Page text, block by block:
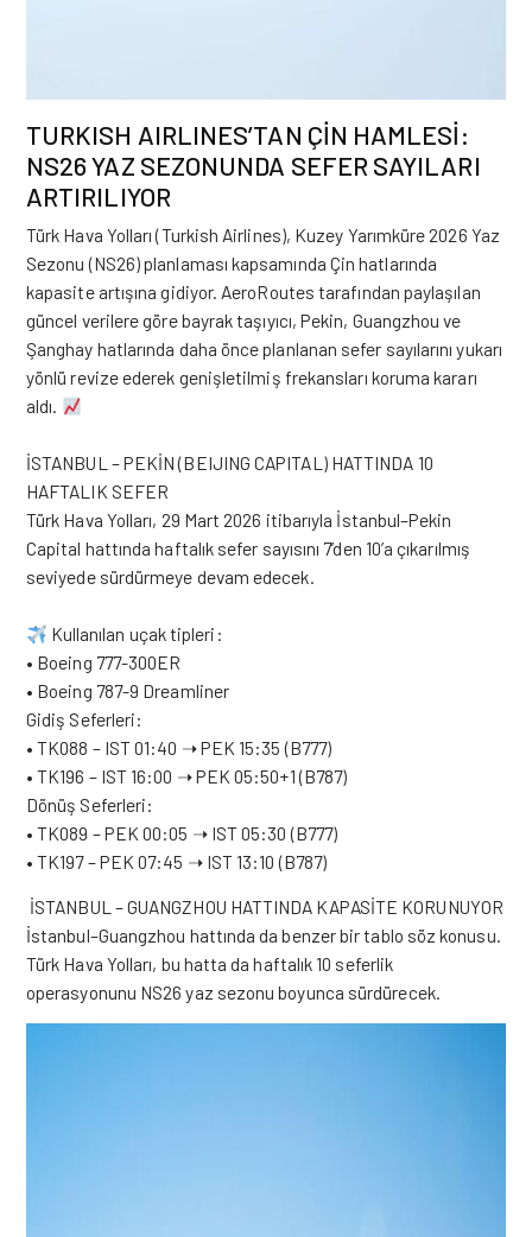
TURKISH AIRLINES’TAN ÇİN HAMLESİ:
NS26 YAZ SEZONUNDA SEFER SAYILARI
ARTIRILIYOR
Türk Hava Yolları (Turkish Airlines), Kuzey Yarımküre 2026 Yaz
Sezonu (NS26) planlaması kapsamında Çin hatlarında
kapasite artışına gidiyor. AeroRoutes tarafından paylaşılan
güncel verilere göre bayrak taşıyıcı, Pekin, Guangzhou ve
Şanghay hatlarında daha önce planlanan sefer sayılarını yukarı
yönlü revize ederek genişletilmiş frekansları koruma kararı
aldı.
İSTANBUL – PEKİN (BEIJING CAPITAL) HATTINDA 10
HAFTALIK SEFER
Türk Hava Yolları, 29 Mart 2026 itibarıyla İstanbul–Pekin
Capital hattında haftalık sefer sayısını 7’den 10’a çıkarılmış
seviyede sürdürmeye devam edecek.
Kullanılan uçak tipleri:
• Boeing 777-300ER
• Boeing 787-9 Dreamliner
Gidiş Seferleri:
• TK088 – IST 01:40 ➝ PEK 15:35 (B777)
• TK196 – IST 16:00 ➝ PEK 05:50+1 (B787)
Dönüş Seferleri:
• TK089 – PEK 00:05 ➝ IST 05:30 (B777)
• TK197 – PEK 07:45 ➝ IST 13:10 (B787)
İSTANBUL – GUANGZHOU HATTINDA KAPASİTE KORUNUYOR
İstanbul–Guangzhou hattında da benzer bir tablo söz konusu.
Türk Hava Yolları, bu hatta da haftalık 10 seferlik
operasyonunu NS26 yaz sezonu boyunca sürdürecek.